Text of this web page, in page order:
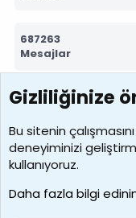
687263
Mesajlar
7388
Kullanıcılar
borabekirogluu
Son üye
Gizliliğinize
Bu sitenin
deneyiminizi
kullanıyoruz.
Daha fazla bilgi